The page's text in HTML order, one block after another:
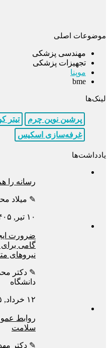
موضوعات اصلی
مهندسی پزشکی
تجهیزات پزشکی
موپنا
bme
لینک‌ها
پرشین نوین چرم تیتر
غرفه‌سازی اسکیس
یادداشت‌ها
رسانه را
✎ میلاد
۱۰ تیر, ۱۴۰۵
ضرورت
گامی
نیروهای
✎ دکتر
دانشگاه
۱۲ خرداد, ۱۴۰۵
روابط
سلامت
✎ دکتر